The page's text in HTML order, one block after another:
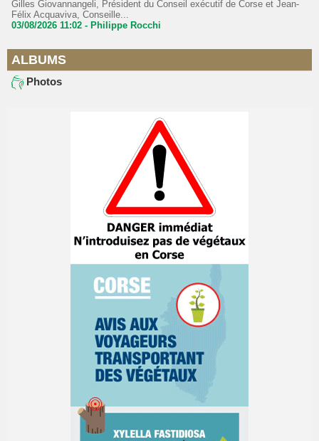
Gilles Giovannangeli, Président du Conseil exécutif de Corse et Jean-
Félix Acquaviva, Conseille...
03/08/2026 11:02 - Philippe Rocchi
ALBUMS
Photos